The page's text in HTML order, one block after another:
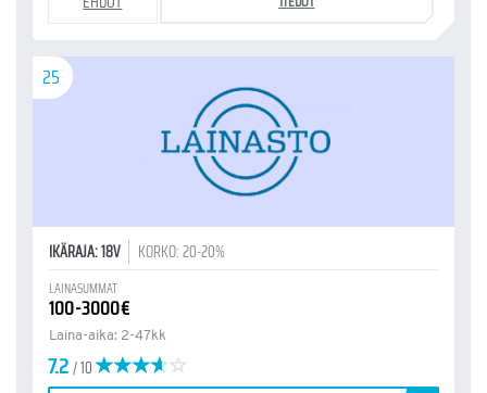
25
IKÄRAJA: 18V KORKO: 20-20%
LAINASUMMAT
100-3000€
Laina-aika: 2-47kk
7.2/ 10